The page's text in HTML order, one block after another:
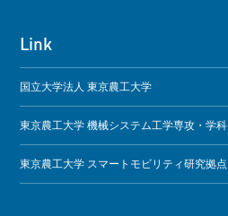
Link
国立大学法人 東京農工大学
東京農工大学 機械システム工学専攻・学科
東京農工大学 スマートモビリティ研究拠点